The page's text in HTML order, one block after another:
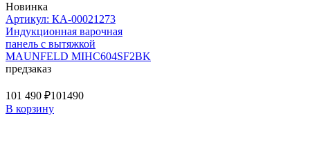
Новинка
Артикул: КА-00021273
Индукционная варочная
панель с вытяжкой
MAUNFELD MIHC604SF2BK
предзаказ
101 490 ₽101490
В корзину